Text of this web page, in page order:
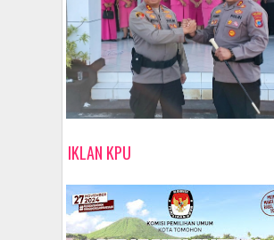
IKLAN KPU